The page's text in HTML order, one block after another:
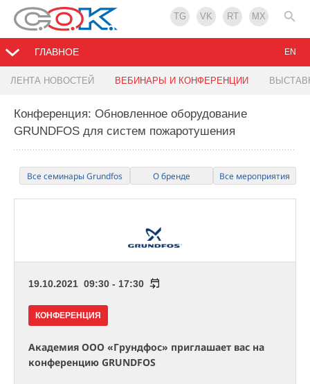
TG VK RT MX
ГЛАВНОЕ
ЛЕНТА НОВОСТЕЙ ВЕБИНАРЫ И КОНФЕРЕНЦИИ
EN
Конференция: Обновленное оборудование
GRUNDFOS для систем пожаротушения
Все семинары Grundfos О бренде Все мероприятия
19.10.2021 09:30 - 17:30
КОНФЕРЕНЦИЯ
Академия ООО «Грундфос» приглашает вас на
конференцию GRUNDFOS